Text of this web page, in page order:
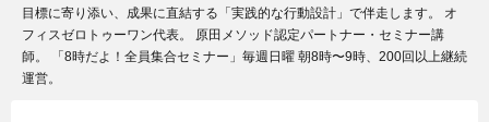
目標に寄り添い、成果に直結する「実践的な行動設計」で伴走します。 オ
フィスゼロトゥーワン代表。 原田メソッド認定パートナー・セミナー講
師。 「8時だよ！全員集合セミナー」毎週日曜 朝8時〜9時、200回以上継続
運営。